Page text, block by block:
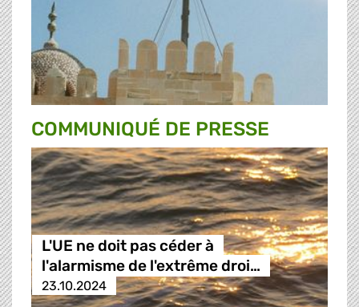
COMMUNIQUÉ DE PRESSE
L'UE ne doit pas céder à
l'alarmisme de l'extrême droi…
23.10.2024